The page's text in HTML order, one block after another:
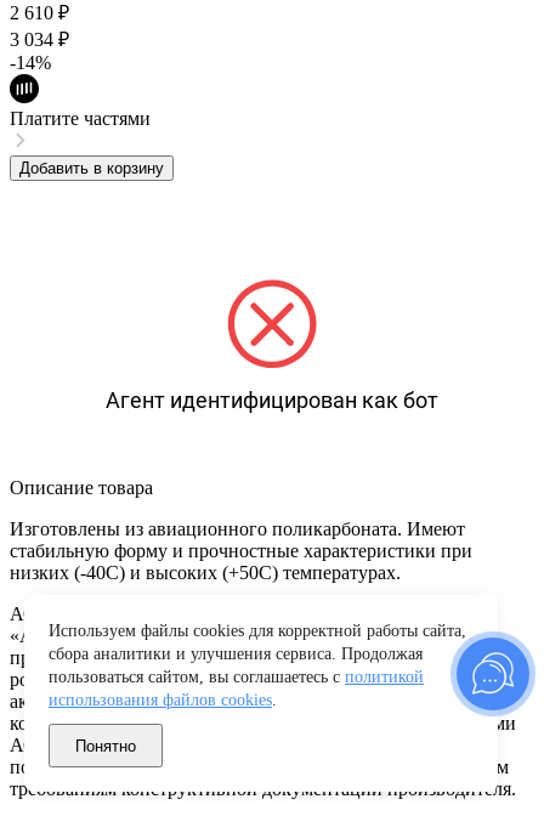
2 610 ₽
3 034 ₽
-14%
Платите частями
Добавить в корзину
Агент идентифицирован как бот
Описание товара
Изготовлены из авиационного поликарбоната. Имеют
стабильную форму и прочностные характеристики при
низких (-40С) и высоких (+50С) температурах.
АО «Лада-Имидж» является дочерним предприятием АО
«АВТОВАЗ» и его официальным дистрибьютором по
продаже запчастей и аксессуаров к автомобилям LADA на
российском и зарубежном рынке. Оригинальные запчасти и
аксессуары LADA в фирменной упаковке – это запчасти,
которые изготовлены производственными подразделениями
АО “АВТОВАЗ” или его сертифицированными
поставщиками и полностью соответствующие техническим
требованиям конструктивной документации производителя.
Используем файлы cookies для корректной работы сайта,
сбора аналитики и улучшения сервиса. Продолжая
пользоваться сайтом, вы соглашаетесь с политикой
использования файлов cookies.
Понятно